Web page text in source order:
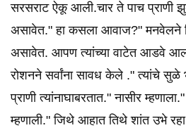
सरसराट ऐकू आली.चार ते पाच प्राणी
असावेत." हा कसला आवाज?" मनवेलने
असावेत. आपण त्यांच्या वाटेत आडवे
रोशनने सर्वांना सावध केले ." त्यांचे
प्राणी त्यांनाघाबरतात." नासीर
म्हणाली." जिथे आहात तिथे शांत उभे